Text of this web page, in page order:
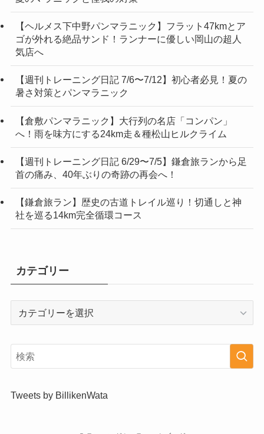
【ヘルメス下中野パンマラニック】フラット47kmとア
ゴが外れる絶品サンド！ランナーに優しい岡山の超人
気店へ
【週刊トレーニング日記 7/6〜7/12】初心者必見！夏の
暑さ対策とパンマラニック
【倉敷パンマラニック】大行列の名店「コンパン」
へ！雨を味方にする24km走＆種松山ヒルクライム
【週刊トレーニング日記 6/29〜7/5】鎌倉旅ランから足
首の痛み、40年ぶりの奇跡の再会へ！
【鎌倉旅ラン】歴史の古道トレイル巡り！切通しと神
社を巡る14km完全循環コース
カテゴリー
リ
ー
Tweets by BillikenWata